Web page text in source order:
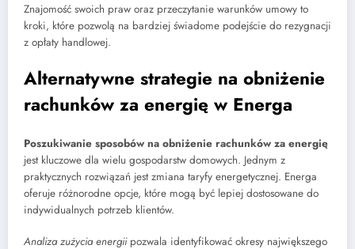
Znajomość swoich praw oraz przeczytanie warunków umowy to
kroki, które pozwolą na bardziej świadome podejście do rezygnacji
z opłaty handlowej.
Alternatywne strategie na obniżenie
rachunków za energię w Energa
Poszukiwanie sposobów na obniżenie rachunków za energię
jest kluczowe dla wielu gospodarstw domowych. Jednym z
praktycznych rozwiązań jest zmiana taryfy energetycznej. Energa
oferuje różnorodne opcje, które mogą być lepiej dostosowane do
indywidualnych potrzeb klientów.
Analiza zużycia energiipozwala identyfikować okresy największego